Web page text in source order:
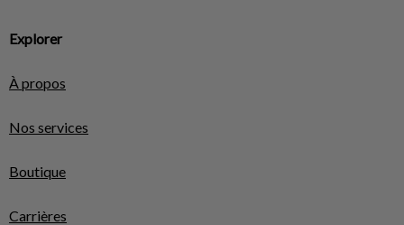
Explorer
À propos
Nos services
Boutique
Carrières